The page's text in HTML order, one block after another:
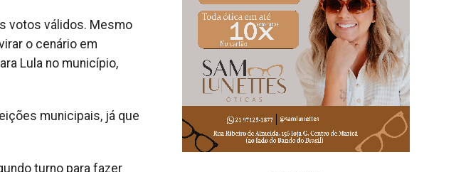
votos válidos. Mesmo
o cenário em
Lula no município,
municipais, já que
turno para fazer